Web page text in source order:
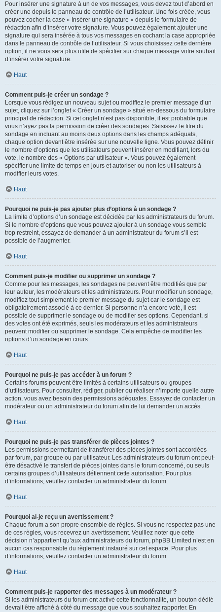
Pour insérer une signature à un de vos messages, vous devez tout d’abord en
créer une depuis le panneau de contrôle de l’utilisateur. Une fois créée, vous
pouvez cocher la case « Insérer une signature » depuis le formulaire de
rédaction afin d’insérer votre signature. Vous pouvez également ajouter une
signature qui sera insérée à tous vos messages en cochant la case appropriée
dans le panneau de contrôle de l’utilisateur. Si vous choisissez cette dernière
option, il ne vous sera plus utile de spécifier sur chaque message votre souhait
d’insérer votre signature.
Haut
Comment puis-je créer un sondage ?
Lorsque vous rédigez un nouveau sujet ou modifiez le premier message d’un
sujet, cliquez sur l’onglet « Créer un sondage » situé en-dessous du formulaire
principal de rédaction. Si cet onglet n’est pas disponible, il est probable que
vous n’ayez pas la permission de créer des sondages. Saisissez le titre du
sondage en incluant au moins deux options dans les champs adéquats,
chaque option devant être insérée sur une nouvelle ligne. Vous pouvez définir
le nombre d’options que les utilisateurs peuvent insérer en modifiant, lors du
vote, le nombre des « Options par utilisateur ». Vous pouvez également
spécifier une limite de temps en jours et autoriser ou non les utilisateurs à
modifier leurs votes.
Haut
Pourquoi ne puis-je pas ajouter plus d’options à un sondage ?
La limite d’options d’un sondage est décidée par les administrateurs du forum.
Si le nombre d’options que vous pouvez ajouter à un sondage vous semble
trop restreint, essayez de demander à un administrateur du forum s’il est
possible de l’augmenter.
Haut
Comment puis-je modifier ou supprimer un sondage ?
Comme pour les messages, les sondages ne peuvent être modifiés que par
leur auteur, les modérateurs et les administrateurs. Pour modifier un sondage,
modifiez tout simplement le premier message du sujet car le sondage est
obligatoirement associé à ce dernier. Si personne n’a encore voté, il est
possible de supprimer le sondage ou de modifier ses options. Cependant, si
des votes ont été exprimés, seuls les modérateurs et les administrateurs
peuvent modifier ou supprimer le sondage. Cela empêche de modifier les
options d’un sondage en cours.
Haut
Pourquoi ne puis-je pas accéder à un forum ?
Certains forums peuvent être limités à certains utilisateurs ou groupes
d’utilisateurs. Pour consulter, rédiger, publier ou réaliser n’importe quelle autre
action, vous avez besoin des permissions adéquates. Essayez de contacter un
modérateur ou un administrateur du forum afin de lui demander un accès.
Haut
Pourquoi ne puis-je pas transférer de pièces jointes ?
Les permissions permettant de transférer des pièces jointes sont accordées
par forum, par groupe ou par utilisateur. Les administrateurs du forum ont peut-
être désactivé le transfert de pièces jointes dans le forum concerné, ou seuls
certains groupes d’utilisateurs détiennent cette autorisation. Pour plus
d’informations, veuillez contacter un administrateur du forum.
Haut
Pourquoi ai-je reçu un avertissement ?
Chaque forum a son propre ensemble de règles. Si vous ne respectez pas une
de ces règles, vous recevrez un avertissement. Veuillez noter que cette
décision n’appartient qu’aux administrateurs du forum, phpBB Limited n’est en
aucun cas responsable du règlement instauré sur cet espace. Pour plus
d’informations, veuillez contacter un administrateur du forum.
Haut
Comment puis-je rapporter des messages à un modérateur ?
Si les administrateurs du forum ont activé cette fonctionnalité, un bouton dédié
devrait être affiché à côté du message que vous souhaitez rapporter. En